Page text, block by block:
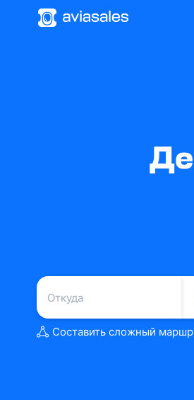
Составить сложный